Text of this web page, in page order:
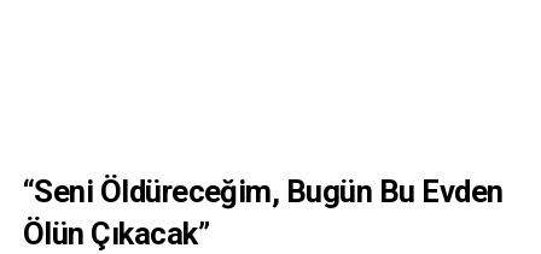
“Seni Öldüreceğim, Bugün Bu Evden
Ölün Çıkacak”